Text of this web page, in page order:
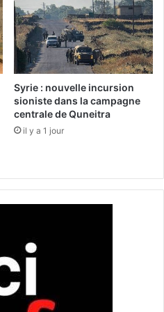
Syrie : nouvelle incursion
sioniste dans la campagne
centrale de Quneitra
il y a 1 jour